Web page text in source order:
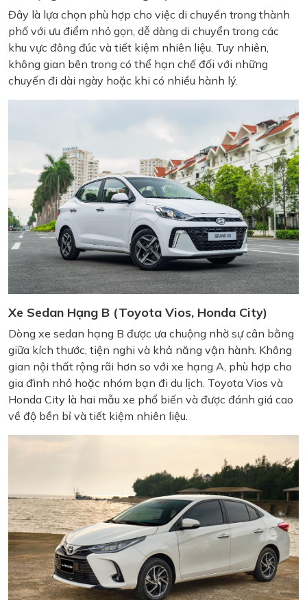
Đây là lựa chọn phù hợp cho việc di chuyển trong thành
phố với ưu điểm nhỏ gọn, dễ dàng di chuyển trong các
khu vực đông đúc và tiết kiệm nhiên liệu. Tuy nhiên,
không gian bên trong có thể hạn chế đối với những
chuyến đi dài ngày hoặc khi có nhiều hành lý.
Xe Sedan Hạng B (Toyota Vios, Honda City)
Dòng xe sedan hạng B được ưa chuộng nhờ sự cân bằng
giữa kích thước, tiện nghi và khả năng vận hành. Không
gian nội thất rộng rãi hơn so với xe hạng A, phù hợp cho
gia đình nhỏ hoặc nhóm bạn đi du lịch. Toyota Vios và
Honda City là hai mẫu xe phổ biến và được đánh giá cao
về độ bền bỉ và tiết kiệm nhiên liệu.